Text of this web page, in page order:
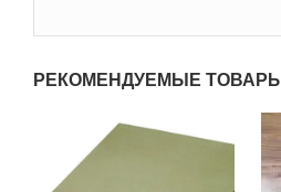
РЕКОМЕНДУЕМЫЕ ТОВАРЫ